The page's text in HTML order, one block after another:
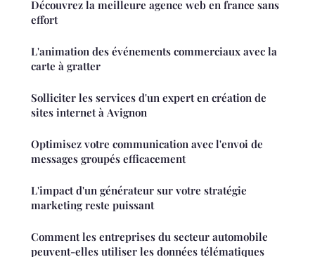
Découvrez la meilleure agence web en france sans
effort
L'animation des événements commerciaux avec la
carte à gratter
Solliciter les services d'un expert en création de
sites internet à Avignon
Optimisez votre communication avec l'envoi de
messages groupés efficacement
L'impact d'un générateur sur votre stratégie
marketing reste puissant
Comment les entreprises du secteur automobile
peuvent-elles utiliser les données télématiques